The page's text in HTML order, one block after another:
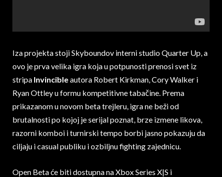
Iza projekta stoji Skyboundov interni studio Quarter Up, a
ovo je prva velika igra koja u potpunosti prenosi svet iz
stripa Invincibleautora Robert Kirkman, Cory Walker i
Ryan Ottley u formu kompetitivne tabačine. Prema
prikazanom u novom beta trejleru, igra ne beži od
brutalnosti po kojoj je serijal poznat, brze izmene likova,
razorni komboi i turnirski tempo borbi jasno pokazuju da
ciljaju i casual publiku i ozbiljnu fighting zajednicu.
Open Beta će biti dostupna na Xbox Series X|S i